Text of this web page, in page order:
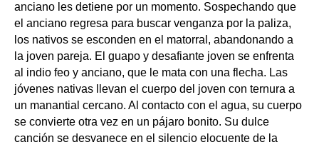
anciano les detiene por un momento. Sospechando que
el anciano regresa para buscar venganza por la paliza,
los nativos se esconden en el matorral, abandonando a
la joven pareja. El guapo y desafiante joven se enfrenta
al indio feo y anciano, que le mata con una flecha. Las
jóvenes nativas llevan el cuerpo del joven con ternura a
un manantial cercano. Al contacto con el agua, su cuerpo
se convierte otra vez en un pájaro bonito. Su dulce
canción se desvanece en el silencio elocuente de la